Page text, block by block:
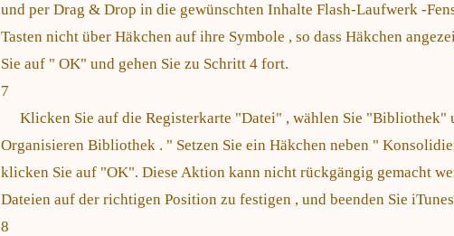
und per Drag & Drop in die gewünschten Inhalte Flash-Laufwerk -
Tasten nicht über Häkchen auf ihre Symbole , so dass Häkchen
Sie auf " OK" und gehen Sie zu Schritt 4 fort.
7
Klicken Sie auf die Registerkarte "Datei" , wählen Sie "Bibliothek"
Organisieren Bibliothek . " Setzen Sie ein Häkchen neben "
klicken Sie auf "OK". Diese Aktion kann nicht rückgängig gemacht
Dateien auf der richtigen Position zu festigen , und beenden Sie
8